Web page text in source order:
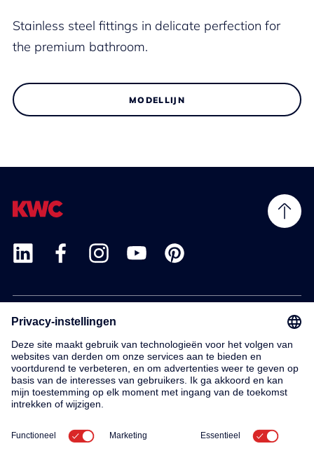
Stainless steel fittings in delicate perfection for
the premium bathroom.
MODELLIJN
Service
Contact